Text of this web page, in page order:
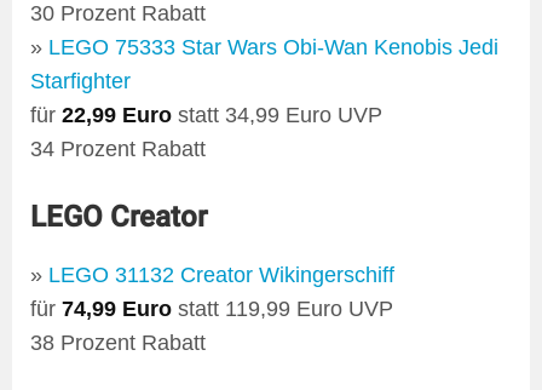
30 Prozent Rabatt
» LEGO 75333 Star Wars Obi-Wan Kenobis Jedi
Starfighter
für 22,99 Euro statt 34,99 Euro UVP
34 Prozent Rabatt
LEGO Creator
» LEGO 31132 Creator Wikingerschiff
für 74,99 Euro statt 119,99 Euro UVP
38 Prozent Rabatt